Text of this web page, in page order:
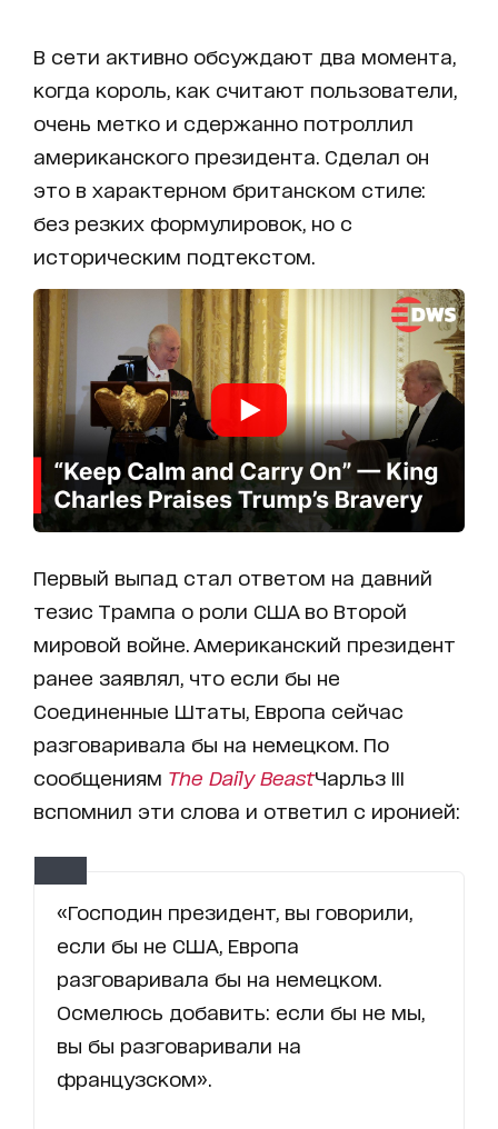
В сети активно обсуждают два момента,
когда король, как считают пользователи,
очень метко и сдержанно потроллил
американского президента. Сделал он
это в характерном британском стиле:
без резких формулировок, но с
историческим подтекстом.
Первый выпад стал ответом на давний
тезис Трампа о роли США во Второй
мировой войне. Американский президент
ранее заявлял, что если бы не
Соединенные Штаты, Европа сейчас
разговаривала бы на немецком. По
сообщениям The Daily BeastЧарльз III
вспомнил эти слова и ответил с иронией:
«Господин президент, вы говорили,
если бы не США, Европа
разговаривала бы на немецком.
Осмелюсь добавить: если бы не мы,
вы бы разговаривали на
французском».